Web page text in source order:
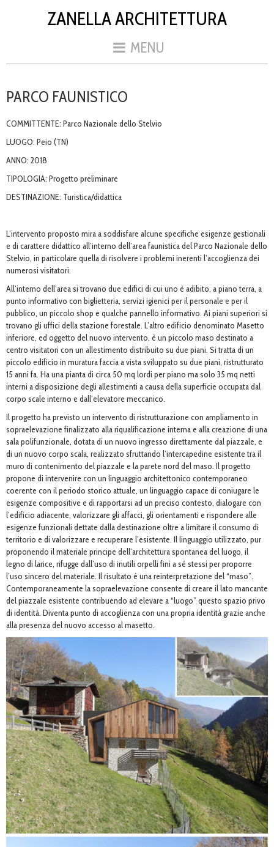
ZANELLA ARCHITETTURA
MENU
PARCO FAUNISTICO
COMMITTENTE: Parco Nazionale dello Stelvio
LUOGO: Peio (TN)
ANNO: 2018
TIPOLOGIA: Progetto preliminare
DESTINAZIONE: Turistica/didattica
L’intervento proposto mira a soddisfare alcune specifiche esigenze gestionali
e di carattere didattico all’interno dell’area faunistica del Parco Nazionale dello
Stelvio, in particolare quella di risolvere i problemi inerenti l’accoglienza dei
numerosi visitatori.
All’interno dell’area si trovano due edifici di cui uno è adibito, a piano terra, a
punto informativo con biglietteria, servizi igienici per il personale e per il
pubblico, un piccolo shop e qualche pannello informativo. Ai piani superiori si
trovano gli uffici della stazione forestale. L’altro edificio denominato Masetto
inferiore, ed oggetto del nuovo intervento, è un piccolo maso destinato a
centro visitatori con un allestimento distribuito su due piani. Si tratta di un
piccolo edificio in muratura faccia a vista sviluppato su due piani, ristrutturato
15 anni fa. Ha una pianta di circa 50 mq lordi per piano ma solo 35 mq netti
interni a disposizione degli allestimenti a causa della superficie occupata dal
corpo scale interno e dall’elevatore meccanico.
Il progetto ha previsto un intervento di ristrutturazione con ampliamento in
sopraelevazione finalizzato alla riqualificazione interna e alla creazione di una
sala polifunzionale, dotata di un nuovo ingresso direttamente dal piazzale, e
di un nuovo corpo scala, realizzato sfruttando l’intercapedine esistente tra il
muro di contenimento del piazzale e la parete nord del maso. Il progetto
propone di intervenire con un linguaggio architettonico contemporaneo
coerente con il periodo storico attuale, un linguaggio capace di coniugare le
esigenze compositive e di rapportarsi ad un preciso contesto, dialogare con
l’edificio adiacente, valorizzare gli affacci, gli orientamenti e rispondere alle
esigenze funzionali dettate dalla destinazione oltre a limitare il consumo di
territorio e di valorizzare e recuperare l’esistente. Il linguaggio utilizzato, pur
proponendo il materiale principe dell’architettura spontanea del luogo, il
legno di larice, rifugge dall’uso di inutili orpelli fini a sé stessi per proporre
l’uso sincero del materiale. Il risultato è una reinterpretazione del “maso”.
Contemporaneamente la sopraelevazione consente di creare il lato mancante
del piazzale esistente contribuendo ad elevare a “luogo” questo spazio privo
di identità. Diventa punto di accoglienza con una propria identità grazie anche
alla presenza del nuovo accesso al masetto.